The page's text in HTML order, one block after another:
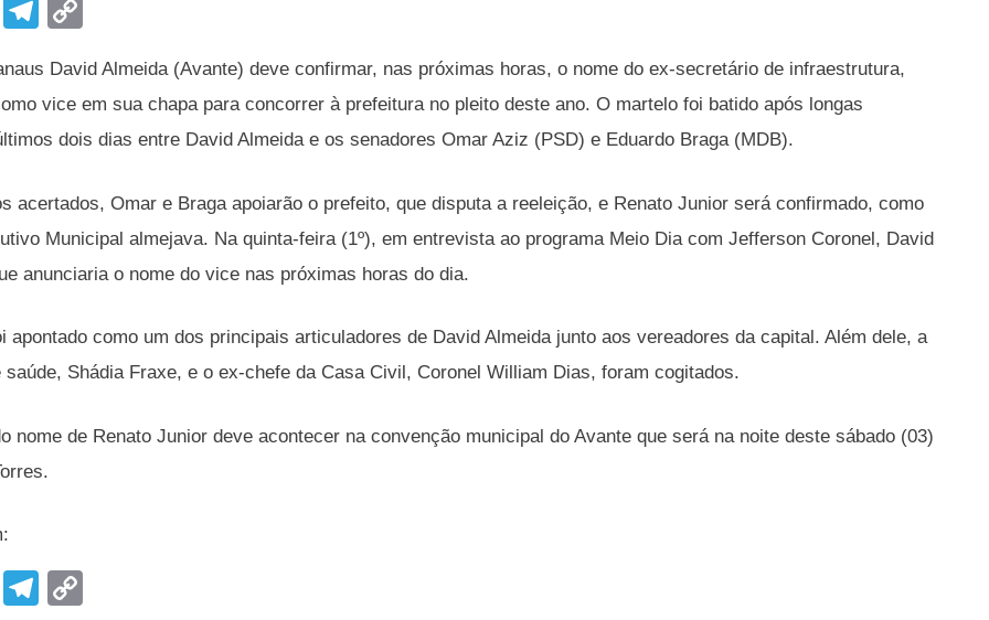
F
T
e
gr
a
m
p
y
Li
k
David Almeida (Avante) deve confirmar, nas próximas horas, o nome do ex-secretário de infraestrutura,
vice em sua chapa para concorrer à prefeitura no pleito deste ano. O martelo foi batido após longas
dois dias entre David Almeida e os senadores Omar Aziz (PSD) e Eduardo Braga (MDB).
acertados, Omar e Braga apoiarão o prefeito, que disputa a reeleição, e Renato Junior será confirmado, como
Municipal almejava. Na quinta-feira (1º), em entrevista ao programa Meio Dia com Jefferson Coronel, David
anunciaria o nome do vice nas próximas horas do dia.
apontado como um dos principais articuladores de David Almeida junto aos vereadores da capital. Além dele, a
Shádia Fraxe, e o ex-chefe da Casa Civil, Coronel William Dias, foram cogitados.
nome de Renato Junior deve acontecer na convenção municipal do Avante que será na noite deste sábado (03)
F
T